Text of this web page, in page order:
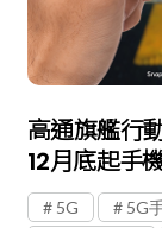
高通旗艦行
12月底起手
5G 5G